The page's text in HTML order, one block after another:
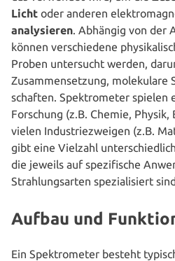
Licht oder anderen
ana­ly­sie­ren. Abhängig von der
können ver­schie­de­ne
Proben unter­sucht werden,
Zusam­men­set­zung,
schaf­ten. Spek­tro­me­ter spielen
Forschung (z.B. Chemie,
vielen Indus­trie­zwei­gen (z.B.
gibt eine Vielzahl
die jeweils auf spe­zi­fi­sche
Strah­lungs­ar­ten spe­zia­li­siert
Aufbau und
Ein Spek­tro­me­ter besteht